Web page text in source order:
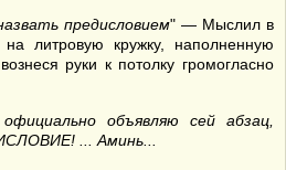
предисловием" — Мыслил в
литровую кружку, наполненную
руки к потолку громогласно
объявляю сей абзац,
... Аминь...